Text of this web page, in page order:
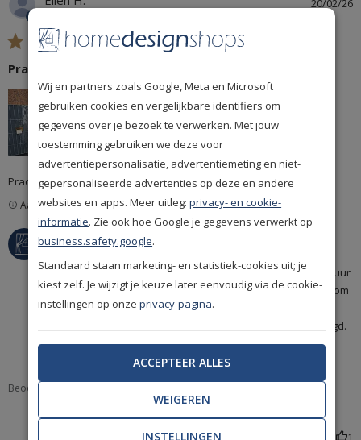
5 star rating
Prachtig
Prachtige warme kleuren, mooie textuur,zeer degelijk materiaal
read more about review content Prachtige warme
kleuren, mooie
Beoordeeld Product:
Reactie van winkeleigenaar op beoordeling van Home
Design Shops over Mon Feb 23 2026
Home Design Shops
enthousiast bent over de warme kleuren en de mooie textuur
😊 Het Eijffinger Museum behang staat inderdaad bekend om
zijn sterke kwaliteit en luxe uitstraling, dus super dat je dat
ook zo ervaart. En wat een prachtige foto heb je toegevoegd.
Het laat echt mooi zien hoe het behang de ruimte sfeer en
Aangemoedigde recensie
20/02/26
Wij en partners zoals Google, Meta en Microsoft
gebruiken cookies en vergelijkbare identifiers om
gegevens over je bezoek te verwerken. Met jouw
toestemming gebruiken we deze voor
advertentiepersonalisatie, advertentiemeting en niet-
gepersonaliseerde advertenties op deze en andere
websites en apps. Meer uitleg:privacy- en cookie-
informatie. Zie ook hoe Google je gegevens verwerkt op
business.safety.google.
Standaard staan marketing- en statistiek-cookies uit; je
kiest zelf. Je wijzigt je keuze later eenvoudig via de cookie-
instellingen op onzeprivacy-pagina.
ACCEPTEER ALLES
WEIGEREN
INSTELLINGEN